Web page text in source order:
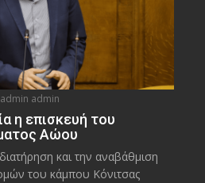
admin admin
η επισκευή του
Αώου
και την αναβάθμιση
του κάμπου Κόνιτσας